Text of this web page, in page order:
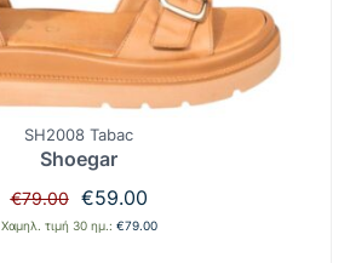
SH2008 Tabac
Shoegar
€79.00
Original
price
€59.00Η
τρέχουσα
Χαμηλ. τιμή 30 ημ.: €79.00